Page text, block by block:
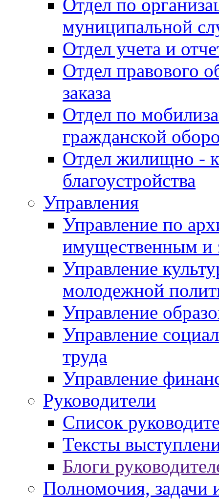
Отдел по
муниципальной
Отдел учета и
Отдел правового
заказа
Отдел по
гражданской
Отдел жилищно -
благоустройства
Управления
Управление по
имущественным и
Управление
молодежной
Управление
Управление
труда
Управление
Руководители
Список
Тексты
Блоги
Полномочия, задачи